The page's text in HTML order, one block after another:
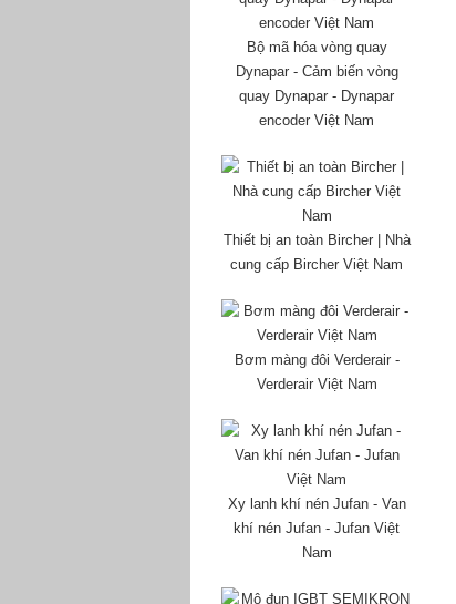
Bộ mã hóa vòng quay
Dynapar - Cảm biến vòng
quay Dynapar - Dynapar
encoder Việt Nam
Thiết bị an toàn Bircher | Nhà
cung cấp Bircher Việt Nam
Bơm màng đôi Verderair -
Verderair Việt Nam
Xy lanh khí nén Jufan - Van
khí nén Jufan - Jufan Việt
Nam